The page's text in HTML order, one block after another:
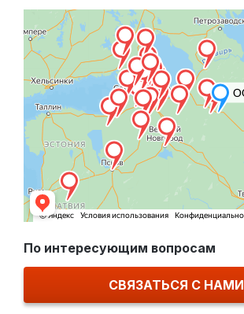
По интересующим вопросам
СВЯЗАТЬСЯ С НАМИ